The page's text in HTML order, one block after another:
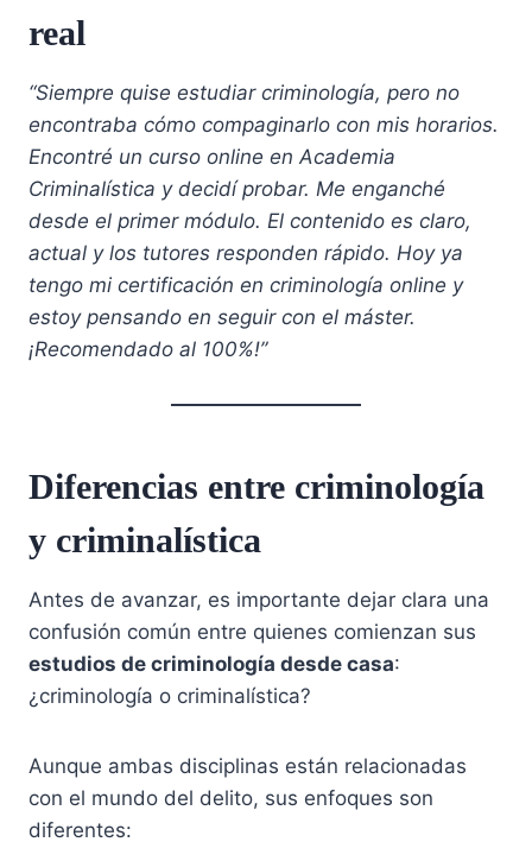
real
“Siempre quise estudiar criminología, pero no
encontraba cómo compaginarlo con mis horarios.
Encontré un curso online en Academia
Criminalística y decidí probar. Me enganché
desde el primer módulo. El contenido es claro,
actual y los tutores responden rápido. Hoy ya
tengo mi certificación en criminología online y
estoy pensando en seguir con el máster.
¡Recomendado al 100%!”
Diferencias entre criminología
y criminalística
Antes de avanzar, es importante dejar clara una
confusión común entre quienes comienzan sus
estudios de criminología desde casa:
¿criminología o criminalística?
Aunque ambas disciplinas están relacionadas
con el mundo del delito, sus enfoques son
diferentes: